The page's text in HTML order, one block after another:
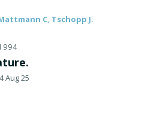
C, Tschopp J.
Aug 25